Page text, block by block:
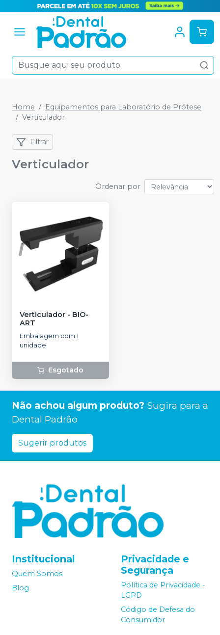
Home
Equipamentos para Laboratório de Prótese
Verticulador
Filtrar
Verticulador
Ordenar por
Verticulador - BIO-
ART
Embalagem com 1
unidade.
Esgotado
Não achou algum produto? Sugira para a
Dental Padrão
Sugerir produtos
Institucional
Quem Somos
Blog
Privacidade e
Segurança
Política de Privacidade -
LGPD
Código de Defesa do
Consumidor